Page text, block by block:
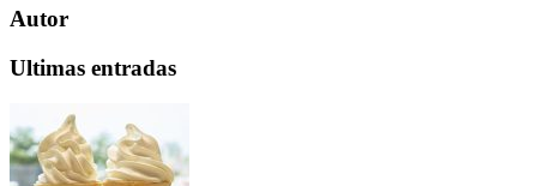
Autor
Ultimas entradas